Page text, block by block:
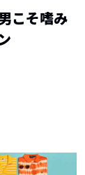
こそ嗜み